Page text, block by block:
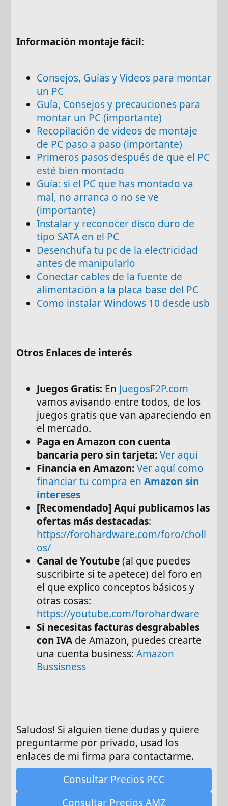
Información montaje fácil:
Consejos, Guías y Vídeos para montar
un PC
Guía, Consejos y precauciones para
montar un PC (importante)
Recopilación de vídeos de montaje
de PC paso a paso (importante)
Primeros pasos después de que el PC
esté bien montado
Guía: si el PC que has montado va
mal, no arranca o no se ve
(importante)
Instalar y reconocer disco duro de
tipo SATA en el PC
Desenchufa tu pc de la electricidad
antes de manipularlo
Conectar cables de la fuente de
alimentación a la placa base del PC
Como instalar Windows 10 desde usb
Otros Enlaces de interés
Juegos Gratis: En JuegosF2P.com
vamos avisando entre todos, de los
juegos gratis que van apareciendo en
el mercado.
Paga en Amazon con cuenta
bancaria pero sin tarjeta:Ver aquí
Financia en Amazon: Ver aquí como
financiar tu compra en Amazon sin
intereses
[Recomendado] Aquí publicamos las
ofertas más destacadas:
https://forohardware.com/foro/choll
os/
Canal de Youtube(al que puedes
suscribirte si te apetece) del foro en
el que explico conceptos básicos y
otras cosas:
https://youtube.com/forohardware
Si necesitas facturas desgrabables
con IVA de Amazon, puedes crearte
una cuenta business:Amazon
Bussisness
Saludos! Si alguien tiene dudas y quiere
preguntarme por privado, usad los
enlaces de mi firma para contactarme.
Consultar Precios PCC
Consultar Precios AMZ